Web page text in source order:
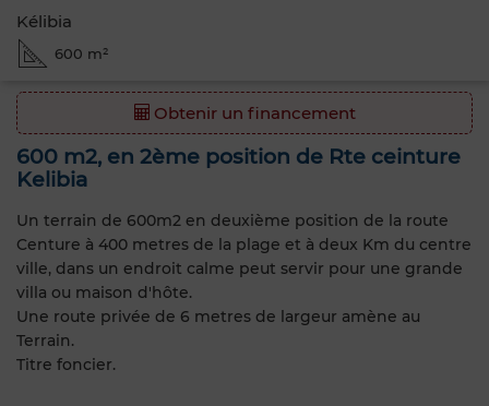
Kélibia
600 m²
Obtenir un financement
600 m2, en 2ème position de Rte ceinture
Kelibia
Un terrain de 600m2 en deuxième position de la route
Centure à 400 metres de la plage et à deux Km du centre
ville, dans un endroit calme peut servir pour une grande
villa ou maison d'hôte.
Une route privée de 6 metres de largeur amène au
Terrain.
Titre foncier.